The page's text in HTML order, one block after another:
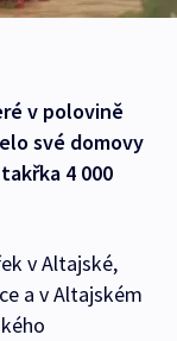
v polovině
své domovy
4 000
v Altajské,
a v Altajském